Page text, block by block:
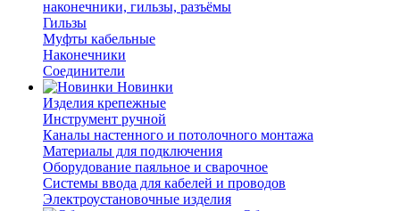
наконечники, гильзы, разъёмы
Гильзы
Муфты кабельные
Наконечники
Соединители
Новинки
Изделия крепежные
Инструмент ручной
Каналы настенного и потолочного монтажа
Материалы для подключения
Оборудование паяльное и сварочное
Системы ввода для кабелей и проводов
Электроустановочные изделия